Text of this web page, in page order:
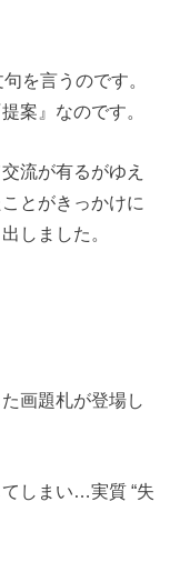
を言うのです。
案』なのです。
流が有るがゆえ
とがきっかけに
しました。
画題札が登場し
しまい…実質 “失